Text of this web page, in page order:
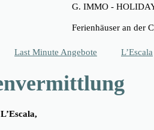
G. IMMO -
Ferienhäuser an der
Last Minute Angebote L’Escala